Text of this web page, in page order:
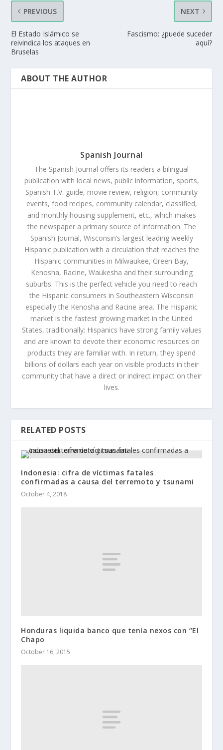
PREVIOUS
El Estado Islámico se
reivindica los ataques en
Bruselas
NEXT
Fascismo: ¿puede suceder
aquí?
ABOUT THE AUTHOR
Spanish Journal
The Spanish Journal offers its readers a bilingual
publication with local news, public information, sports,
Spanish T.V. guide, movie review, religion, community
events, food recipes, community calendar, classified,
and monthly housing supplement, etc., which makes
the newspaper a primary source of information. The
Spanish Journal, Wisconsin’s largest leading weekly
Hispanic publication with a circulation that reaches the
Hispanic communities in Milwaukee, Green Bay,
Kenosha, Racine, Waukesha and their surrounding
suburbs. This is the perfect vehicle you need to reach
the Hispanic consumers in Southeastern Wisconsin
especially the Kenosha and Racine area. The Hispanic
market is the fastest growing market in the United
States, traditionally; Hispanics have strong family values
and are known to devote their economic resources on
products they are familiar with. In return, they spend
billions of dollars each year on visible products in their
community that have a direct or indirect impact on their
lives.
RELATED POSTS
Indonesia: cifra de víctimas fatales
confirmadas a causa del terremoto y tsunami
October 4, 2018
Honduras liquida banco que tenía nexos con “El
Chapo
October 16, 2015